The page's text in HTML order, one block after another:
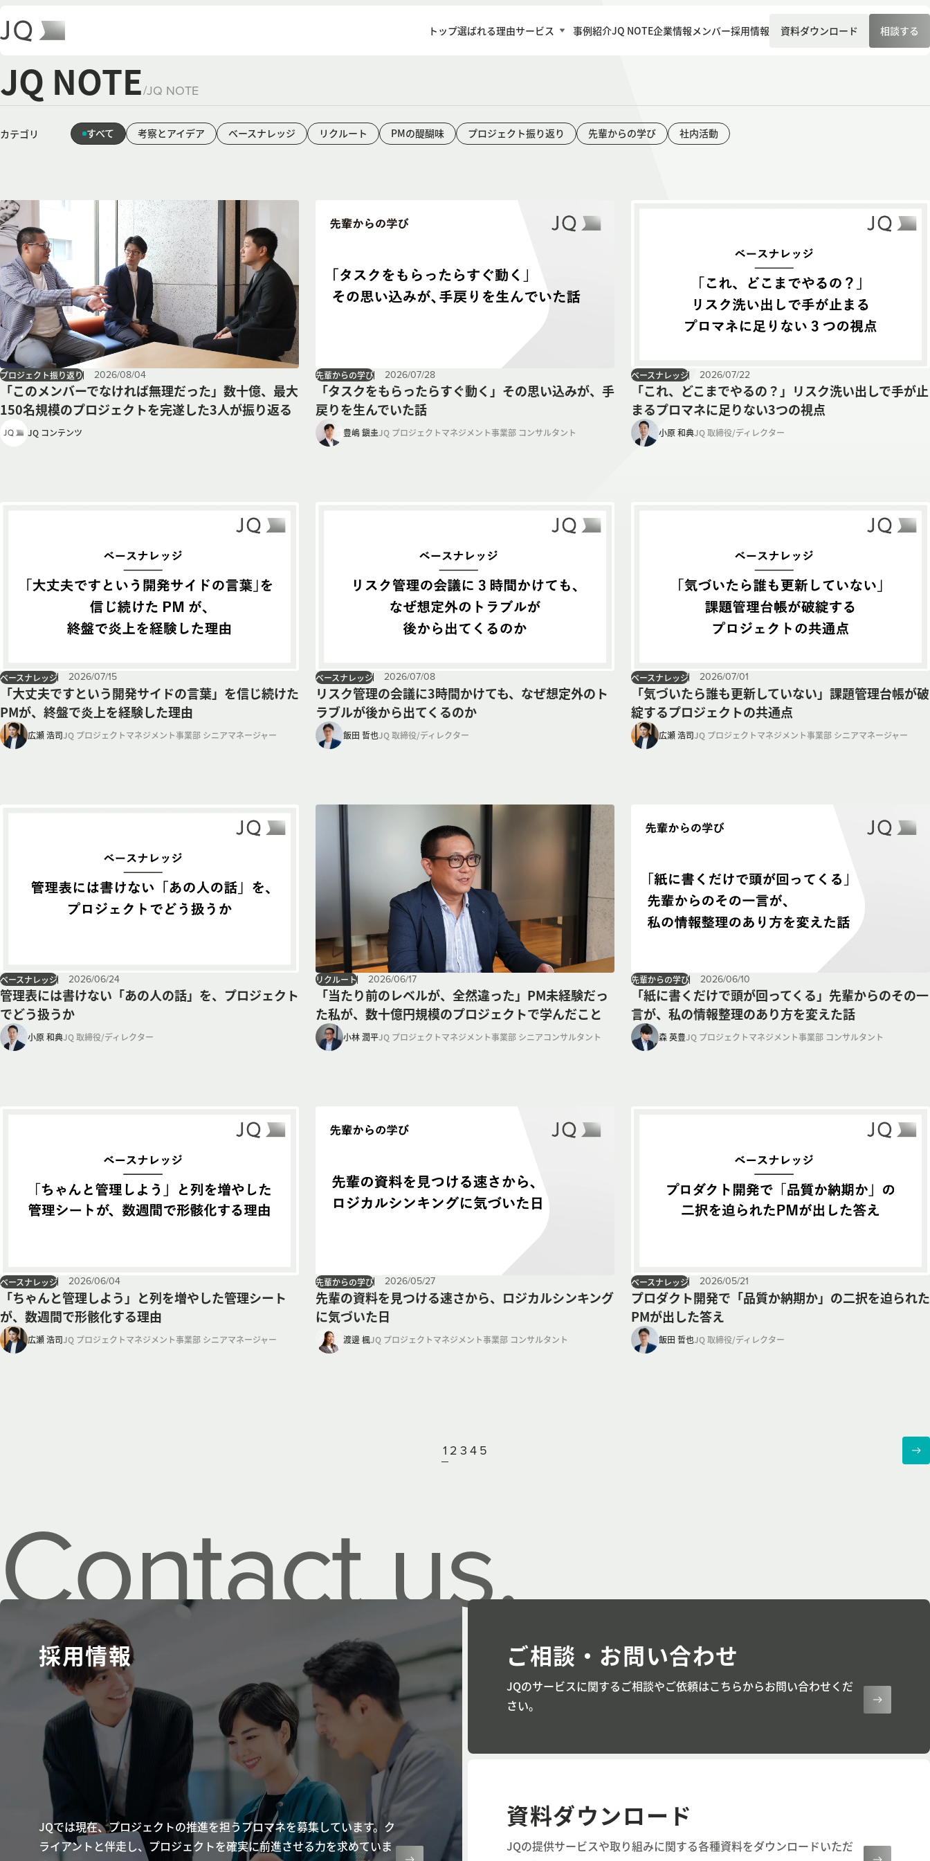
トップ選ばれる理由サービス 事例紹介JQ NOTE企業情報 メンバー採用情報 資料ダウンロード 相談する
JQ NOTE/JQ NOTE
カテゴリ すべて 考察とアイデア ベースナレッジ リクルート PMの醍醐味 プロジェクト振り返り 先輩からの学び 社内活動
「このメンバーでなければ無理だった」数十億、最大
150名規模のプロジェクトを完遂した3人が振り返る
プロジェクト振り返り 2026/08/04
JQ コンテンツ
「タスクをもらったらすぐ動く」その思い込みが、手
戻りを生んでいた話
先輩からの学び 2026/07/28
豊嶋 鎭圭JQ プロジェクトマネジメント事業部 コンサルタント
「これ、どこまでやるの？」リスク洗い出しで手が止
まるプロマネに足りない3つの視点
ベースナレッジ 2026/07/22
小原 和典JQ 取締役/ディレクター
「大丈夫ですという開発サイドの言葉」を信じ続けた
PMが、終盤で炎上を経験した理由
ベースナレッジ 2026/07/15
広瀬 浩司JQ プロジェクトマネジメント事業部 シニアマネージャー
リスク管理の会議に3時間かけても、なぜ想定外のト
ラブルが後から出てくるのか
ベースナレッジ 2026/07/08
飯田 哲也JQ 取締役/ディレクター
「気づいたら誰も更新していない」課題管理台帳が破
綻するプロジェクトの共通点
ベースナレッジ 2026/07/01
広瀬 浩司JQ プロジェクトマネジメント事業部 シニアマネージャー
管理表には書けない「あの人の話」を、プロジェクト
でどう扱うか
ベースナレッジ 2026/06/24
小原 和典JQ 取締役/ディレクター
「当たり前のレベルが、全然違った」PM未経験だっ
た私が、数十億円規模のプロジェクトで学んだこと
リクルート 2026/06/17
小林 潤平JQ プロジェクトマネジメント事業部 シニアコンサルタント
「紙に書くだけで頭が回ってくる」先輩からのその一
言が、私の情報整理のあり方を変えた話
先輩からの学び 2026/06/10
森 英豊JQ プロジェクトマネジメント事業部 コンサルタント
「ちゃんと管理しよう」と列を増やした管理シート
が、数週間で形骸化する理由
ベースナレッジ 2026/06/04
広瀬 浩司JQ プロジェクトマネジメント事業部 シニアマネージャー
先輩の資料を見つける速さから、ロジカルシンキング
に気づいた日
先輩からの学び 2026/05/27
渡邊 楓JQ プロジェクトマネジメント事業部 コンサルタント
プロダクト開発で「品質か納期か」の二択を迫られた
PMが出した答え
ベースナレッジ 2026/05/21
飯田 哲也JQ 取締役/ディレクター
1 2 3 4 5
Contact us.
採用情報
JQでは現在、プロジェクトの推進を担うプロマネを募集しています。ク
ライアントと伴走し、プロジェクトを確実に前進させる力を求めていま
ご相談・お問い合わせ
JQのサービスに関するご相談やご依頼はこちらからお問い合わせくだ
さい。
資料ダウンロード
JQの提供サービスや取り組みに関する各種資料をダウンロードいただ